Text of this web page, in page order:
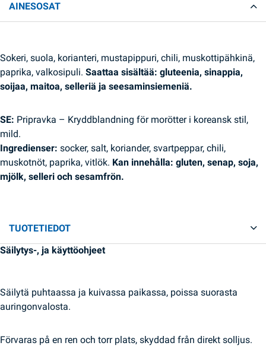
AINESOSAT
Sokeri, suola, korianteri, mustapippuri, chili, muskottipähkinä,
paprika, valkosipuli. Saattaa sisältää: gluteenia, sinappia,
soijaa, maitoa, selleriä ja seesaminsiemeniä.
SE: Pripravka – Kryddblandning för morötter i koreansk stil,
mild.
Ingredienser: socker, salt, koriander, svartpeppar, chili,
muskotnöt, paprika, vitlök. Kan innehålla: gluten, senap, soja,
mjölk, selleri och sesamfrön.
TUOTETIEDOT
Säilytys-, ja käyttöohjeet
Säilytä puhtaassa ja kuivassa paikassa, poissa suorasta
auringonvalosta.
Förvaras på en ren och torr plats, skyddad från direkt solljus.